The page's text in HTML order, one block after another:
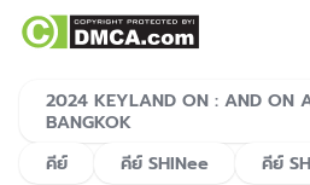
2024 KEYLAND ON : AND ON
BANGKOK
คีย์
คีย์ SHINee คีย์